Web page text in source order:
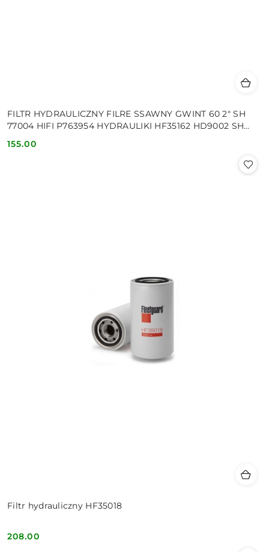
FILTR HYDRAULICZNY FILRE SSAWNY GWINT 60 2" SH
77004 HIFI P763954 HYDRAULIKI HF35162 HD9002 SH
Cena:
155.00
Filtr hydrauliczny HF35018
Cena:
208.00